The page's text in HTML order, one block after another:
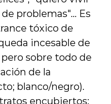
problemas"... Es
tóxico de
incesable de
sobre todo de
de la
blanco/negro).
encubiertos: